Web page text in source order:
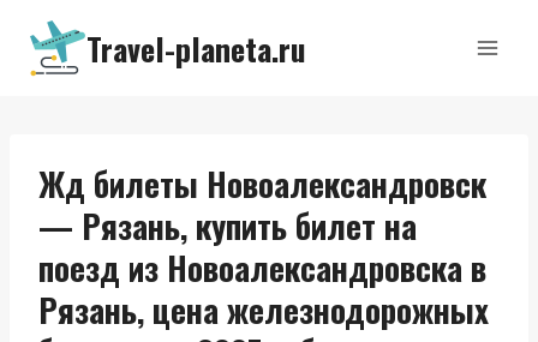
Перейти
содержимому
Travel-planeta.ru
Жд билеты Новоалександровск
— Рязань, купить билет на
поезд из Новоалександровска в
Рязань, цена железнодорожных